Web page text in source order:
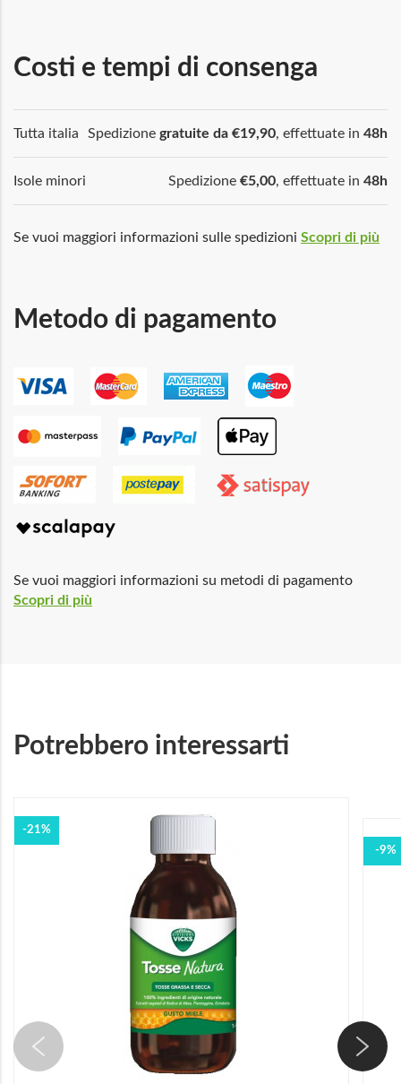
Costi e tempi di consenga
Tutta italia Spedizione gratuite da €19,90, effettuate in 48h
Isole minori Spedizione €5,00, effettuate in 48h
Se vuoi maggiori informazioni sulle spedizioni Scopri di più
Metodo di pagamento
Se vuoi maggiori informazioni su metodi di pagamento
Scopri di più
Potrebbero interessarti
-21%
-9%